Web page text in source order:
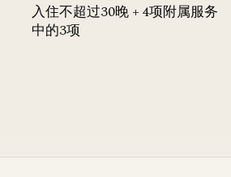
入住不超过30晚 + 4项附属服务
中的3项